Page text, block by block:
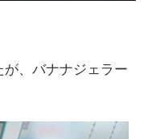
、バナナジェラー